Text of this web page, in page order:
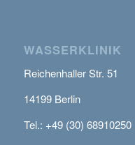
WASSERKLINIK
Reichenhaller Str. 51
14199 Berlin
Tel.: +49 (30) 68910250